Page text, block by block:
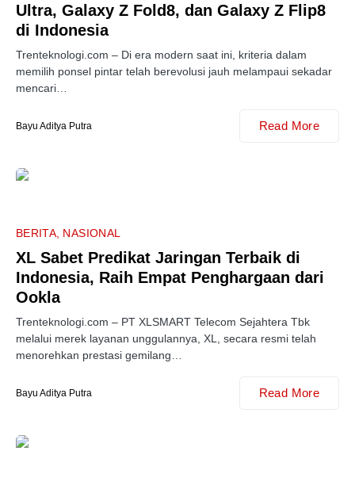
Ultra, Galaxy Z Fold8, dan Galaxy Z Flip8
di Indonesia
Trenteknologi.com – Di era modern saat ini, kriteria dalam
memilih ponsel pintar telah berevolusi jauh melampaui sekadar
mencari…
Bayu Aditya Putra Read More
BERITA NASIONAL
XL Sabet Predikat Jaringan Terbaik di
Indonesia, Raih Empat Penghargaan dari
Ookla
Trenteknologi.com – PT XLSMART Telecom Sejahtera Tbk
melalui merek layanan unggulannya, XL, secara resmi telah
menorehkan prestasi gemilang…
Bayu Aditya Putra Read More